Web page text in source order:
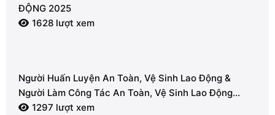
ĐỘNG 2025
1628 lượt xem
Người Huấn Luyện An Toàn, Vệ Sinh Lao Động &
Người Làm Công Tác An Toàn, Vệ Sinh Lao Động
(Nhóm 2)
1297 lượt xem